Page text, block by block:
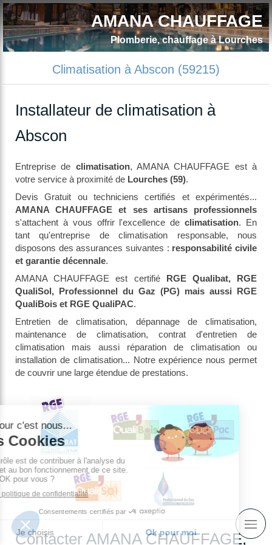
AMANA CHAUFFAGE
Plomberie, chauffage à Lourches
Climatisation à Abscon (59215)
Installateur de climatisation à
Abscon
Entreprise de climatisation, AMANA CHAUFFAGE est à
votre service à proximité de Lourches (59).
Devis Gratuit ou techniciens certifiés et expérimentés...
AMANA CHAUFFAGE et ses artisans professionnels
s'attachent à vous offrir l'excellence declimatisation. En
tant qu'entreprise de climatisation responsable, nous
disposons des assurances suivantes : responsabilité civile
et garantie décennale.
AMANA CHAUFFAGE est certifié RGE Qualibat, RGE
QualiSol, Professionnel du Gaz (PG) mais aussi RGE
QualiBois et RGE QualiPAC.
Entretien de climatisation, dépannage de climatisation,
maintenance de climatisation, contrat d'entretien de
climatisation mais aussi réparation de climatisation ou
installation de climatisation... Notre expérience nous permet
de couvrir une large étendue de prestations.
Contacter AMANA CHAUFFAGE,